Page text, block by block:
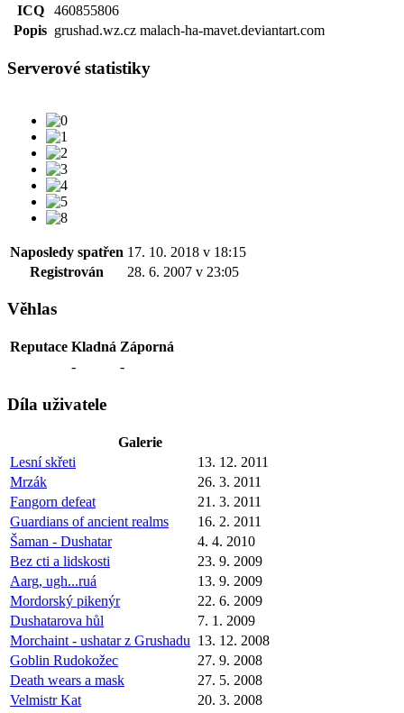
ICQ
460855806
Popis grushad.wz.cz malach-ha-mavet.deviantart.com
Serverové statistiky
Naposledy spatřen 17. 10. 2018 v 18:15
Registrován
28. 6. 2007 v 23:05
Věhlas
Reputace Kladná Záporná
-
-
Díla uživatele
Galerie
Lesní skřeti
13. 12. 2011
Mrzák
26. 3. 2011
Fangorn defeat
21. 3. 2011
Guardians of ancient realms
16. 2. 2011
Šaman - Dushatar
4. 4. 2010
Bez cti a lidskosti
23. 9. 2009
Aarg, ugh...ruá
13. 9. 2009
Mordorský pikenýr
22. 6. 2009
Dushatarova hůl
7. 1. 2009
Morchaint - ushatar z Grushadu 13. 12. 2008
Goblin Rudokožec
27. 9. 2008
Death wears a mask
27. 5. 2008
Velmistr Kat
20. 3. 2008